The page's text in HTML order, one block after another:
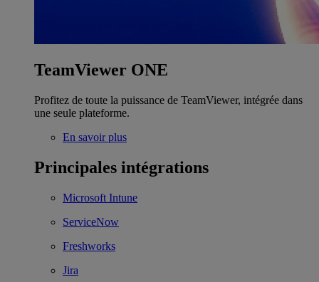
TeamViewer ONE
Profitez de toute la puissance de TeamViewer, intégrée dans
une seule plateforme.
En savoir plus
Principales intégrations
Microsoft Intune
ServiceNow
Freshworks
Jira